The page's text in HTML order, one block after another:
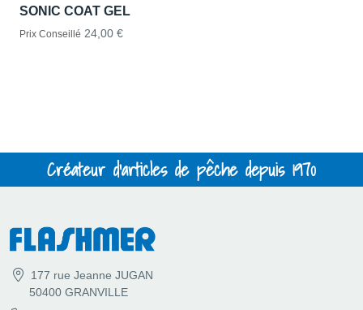
SONIC COAT GEL
Prix Conseillé 24,00 €
Créateur d'articles de pêche depuis 1970
177 rue Jeanne JUGAN
50400 GRANVILLE